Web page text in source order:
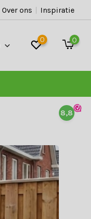
Over ons | Inspiratie
0 0
8,8